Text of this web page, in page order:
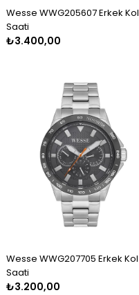
Wesse WWG205607 Erkek Kol
Saati
₺3.400,00
Wesse WWG207705 Erkek Kol
Saati
₺3.200,00